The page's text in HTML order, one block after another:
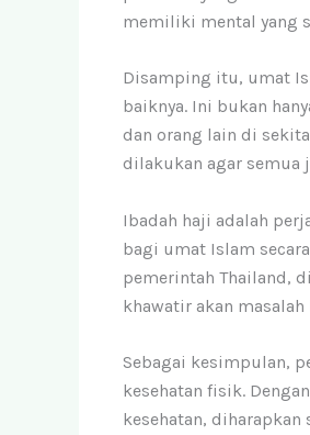
memiliki mental yang
Disamping itu, umat
baiknya. Ini bukan
dan orang lain di
dilakukan agar semua
Ibadah haji adalah
bagi umat Islam
pemerintah Thailand,
khawatir akan
Sebagai kesimpulan,
kesehatan fisik.
kesehatan,